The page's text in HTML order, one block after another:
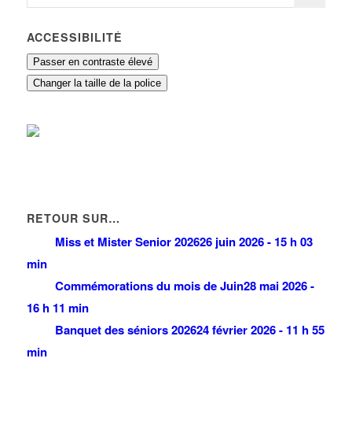
ACCESSIBILITÉ
Passer en contraste élevé
Changer la taille de la police
RETOUR SUR…
Miss et Mister Senior 202626 juin 2026 - 15 h 03
min
Commémorations du mois de Juin28 mai 2026 -
16 h 11 min
Banquet des séniors 202624 février 2026 - 11 h 55
min